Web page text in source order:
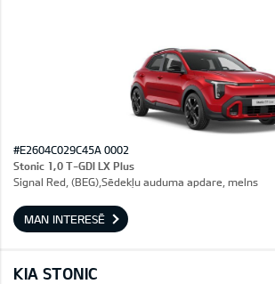
#E2604C029C45A 0002
Stonic 1,0 T-GDI LX Plus
Signal Red, (BEG),Sēdekļu auduma apdare, melns
MAN INTERESĒ
KIA STONIC